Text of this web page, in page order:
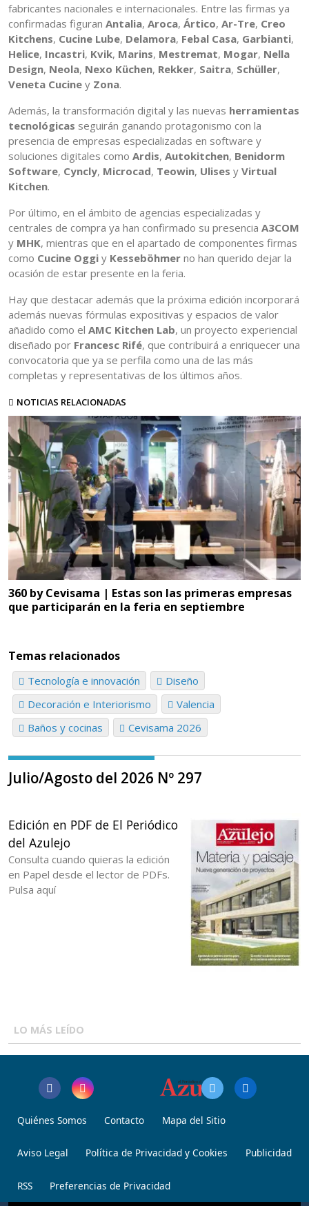
fabricantes nacionales e internacionales. Entre las firmas ya
confirmadas figuran Antalia, Aroca, Ártico, Ar-Tre, Creo
Kitchens, Cucine Lube, Delamora, Febal Casa, Garbianti,
Helice, Incastri, Kvik, Marins, Mestremat, Mogar, Nella
Design, Neola, Nexo Küchen, Rekker, Saitra, Schüller,
Veneta Cucine y Zona.
Además, la transformación digital y las nuevas herramientas
tecnológicas seguirán ganando protagonismo con la
presencia de empresas especializadas en software y
soluciones digitales como Ardis, Autokitchen, Benidorm
Software, Cyncly, Microcad, Teowin, Ulises y Virtual
Kitchen.
Por último, en el ámbito de agencias especializadas y
centrales de compra ya han confirmado su presencia A3COM
y MHK, mientras que en el apartado de componentes firmas
como Cucine Oggi y Kesseböhmer no han querido dejar la
ocasión de estar presente en la feria.
Hay que destacar además que la próxima edición incorporará
además nuevas fórmulas expositivas y espacios de valor
añadido como el AMC Kitchen Lab, un proyecto experiencial
diseñado por Francesc Rifé, que contribuirá a enriquecer una
convocatoria que ya se perfila como una de las más
completas y representativas de los últimos años.
NOTICIAS RELACIONADAS
360 by Cevisama | Estas son las primeras empresas
que participarán en la feria en septiembre
Temas relacionados
Tecnología e innovación
Diseño
Decoración e Interiorismo
Valencia
Baños y cocinas
Cevisama 2026
Julio/Agosto del 2026 Nº 297
Edición en PDF de El Periódico
del Azulejo
Consulta cuando quieras la edición
en Papel desde el lector de PDFs.
Pulsa aquí
LO MÁS LEÍDO
Quiénes Somos Contacto Mapa del Sitio
Aviso Legal Política de Privacidad y Cookies Publicidad
RSS Preferencias de Privacidad